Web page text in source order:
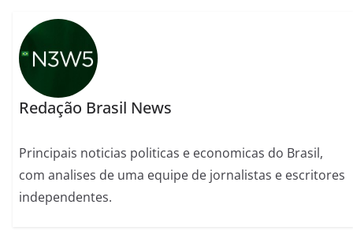
Redação Brasil News
Principais noticias politicas e economicas do Brasil,
com analises de uma equipe de jornalistas e escritores
independentes.